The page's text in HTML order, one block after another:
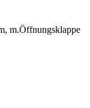
m.Öffnungsklappe